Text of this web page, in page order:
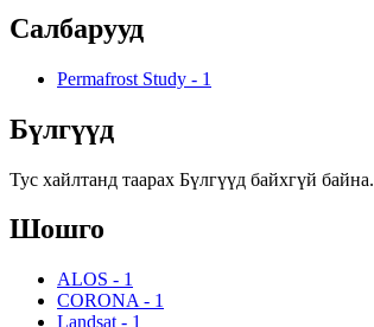
Салбарууд
Permafrost Study - 1
Бүлгүүд
Тус хайлтанд таарах Бүлгүүд байхгүй байна.
Шошго
ALOS - 1
CORONA - 1
Landsat - 1